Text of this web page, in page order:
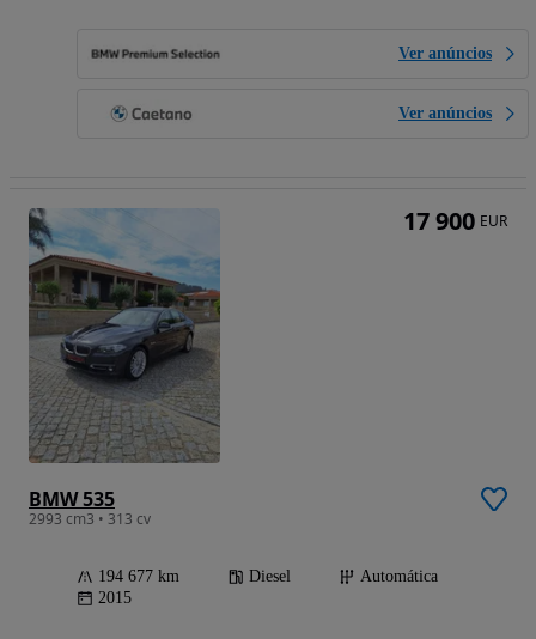
Ver anúncios
Ver anúncios
BMW 535
2993 cm3 • 313 cv
194 677 km Diesel
Automática
2015
17 900 EUR